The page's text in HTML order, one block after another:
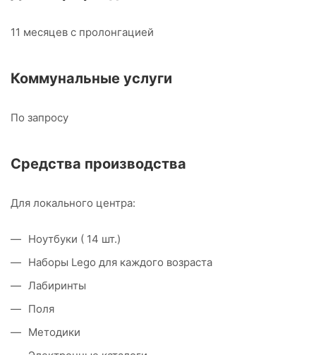
11 месяцев с пролонгацией
Коммунальные услуги
По запросу
Средства производства
Для локального центра:
Ноутбуки ( 14 шт.)
Наборы Lego для каждого возраста
Лабиринты
Поля
Методики